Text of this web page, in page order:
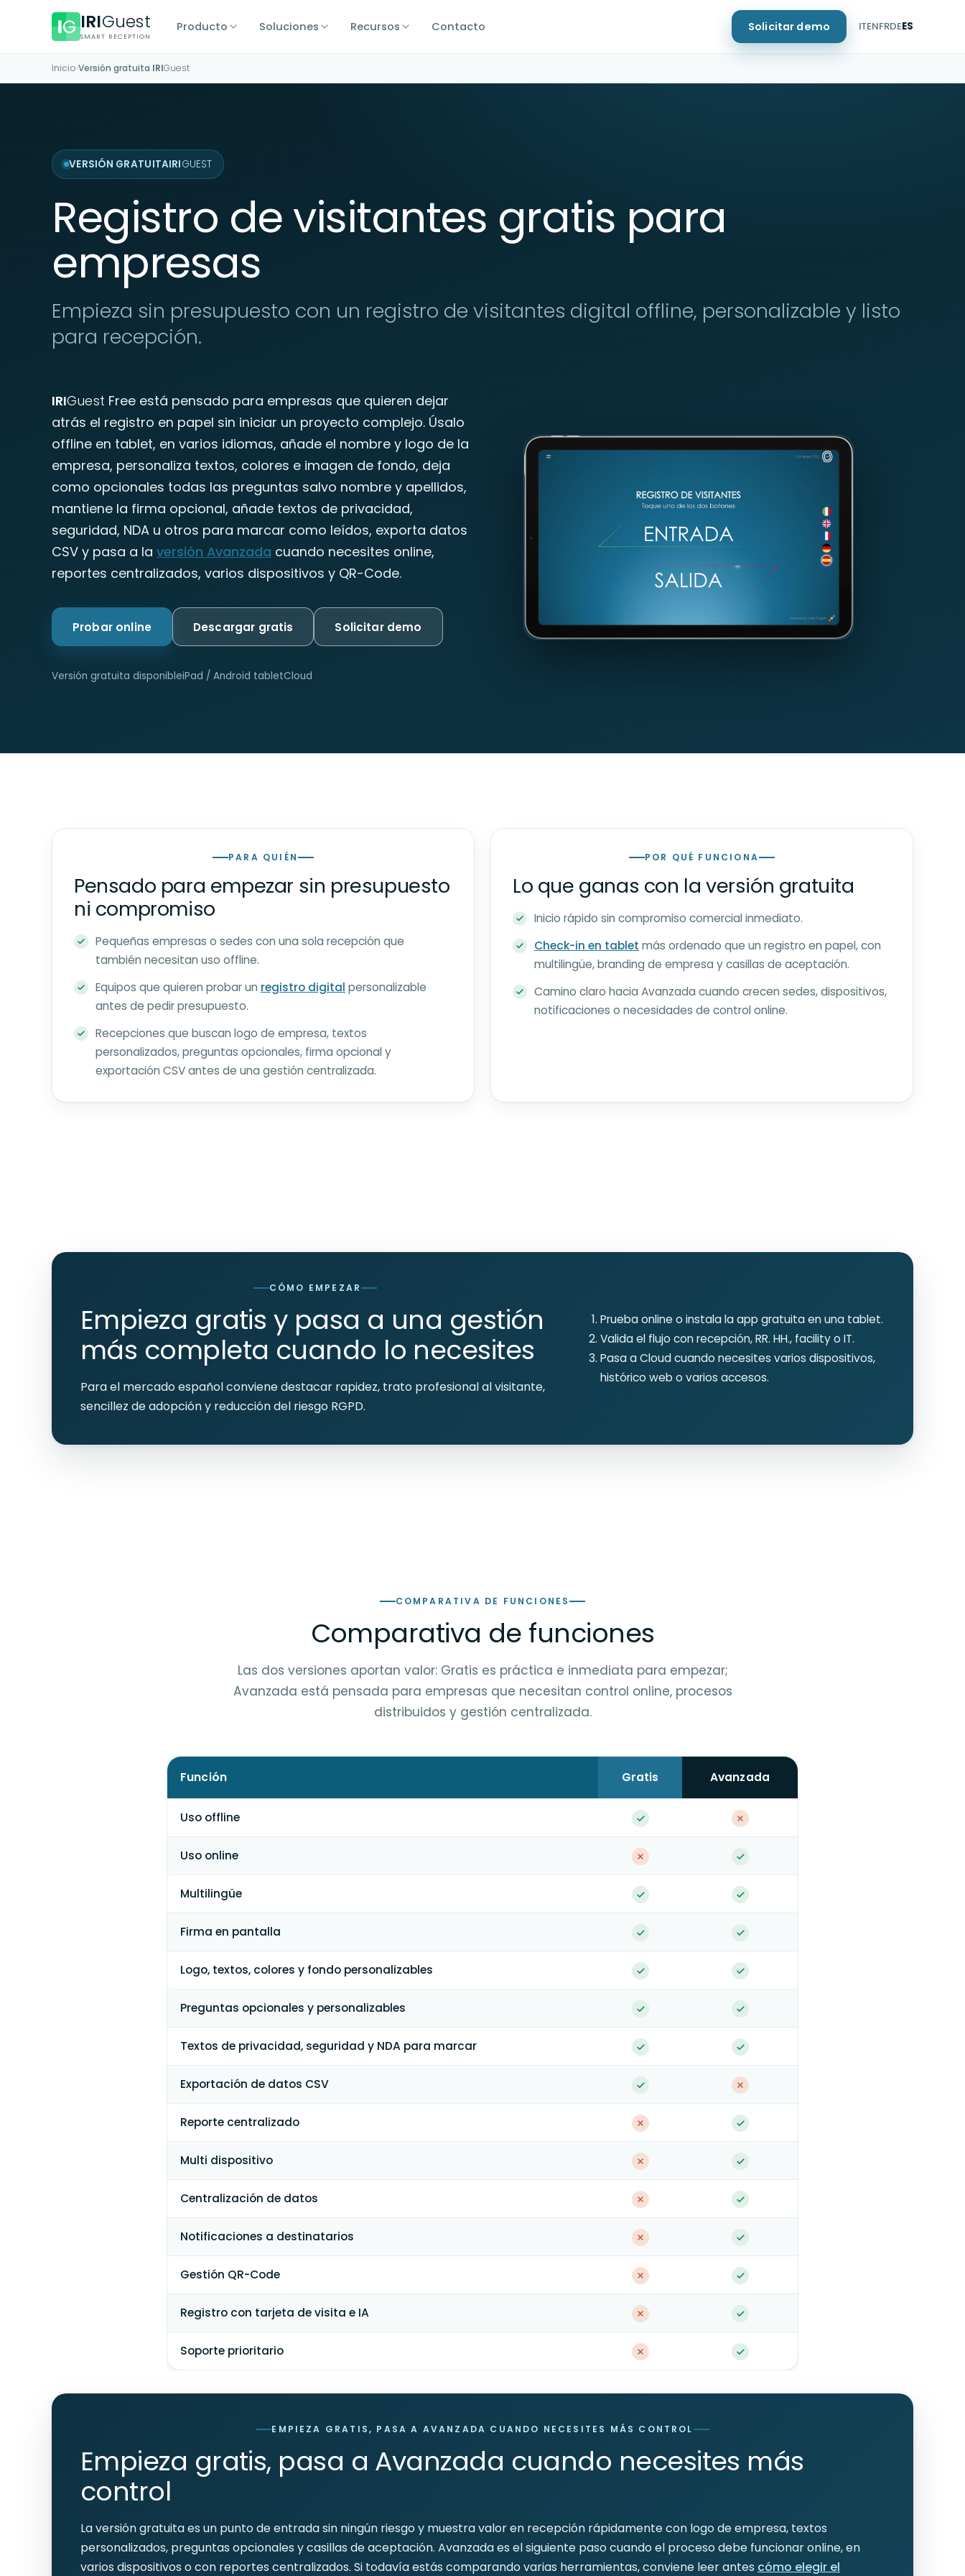
IRIGuest
SMART RECEPTION
Producto Soluciones Recursos Contacto Solicitar demo ITENFRDEES
Inicio›Versión gratuita IRIGuest
VERSIÓN GRATUITAIRIGUEST
Registro de visitantes gratis para
empresas
Empieza sin presupuesto con un registro de visitantes digital offline, personalizable y listo
para recepción.
IRIGuest Free está pensado para empresas que quieren dejar
atrás el registro en papel sin iniciar un proyecto complejo. Úsalo
offline en tablet, en varios idiomas, añade el nombre y logo de la
empresa, personaliza textos, colores e imagen de fondo, deja
como opcionales todas las preguntas salvo nombre y apellidos,
mantiene la firma opcional, añade textos de privacidad,
seguridad, NDA u otros para marcar como leídos, exporta datos
CSV y pasa a la versión Avanzada cuando necesites online,
reportes centralizados, varios dispositivos y QR-Code.
Probar online Descargar gratis Solicitar demo
Versión gratuita disponibleiPad / Android tabletCloud
PARA QUIÉN
Pensado para empezar sin presupuesto
ni compromiso
Pequeñas empresas o sedes con una sola recepción que
también necesitan uso offline.
Equipos que quieren probar un registro digital personalizable
antes de pedir presupuesto.
Recepciones que buscan logo de empresa, textos
personalizados, preguntas opcionales, firma opcional y
exportación CSV antes de una gestión centralizada.
POR QUÉ FUNCIONA
Lo que ganas con la versión gratuita
Inicio rápido sin compromiso comercial inmediato.
Check-in en tablet más ordenado que un registro en papel, con
multilingüe, branding de empresa y casillas de aceptación.
Camino claro hacia Avanzada cuando crecen sedes, dispositivos,
notificaciones o necesidades de control online.
CÓMO EMPEZAR
Empieza gratis y pasa a una gestión
más completa cuando lo necesites
Para el mercado español conviene destacar rapidez, trato profesional al visitante,
sencillez de adopción y reducción del riesgo RGPD.
Prueba online o instala la app gratuita en una tablet.
Valida el flujo con recepción, RR. HH., facility o IT.
Pasa a Cloud cuando necesites varios dispositivos,
histórico web o varios accesos.
COMPARATIVA DE FUNCIONES
Comparativa de funciones
Las dos versiones aportan valor: Gratis es práctica e inmediata para empezar;
Avanzada está pensada para empresas que necesitan control online, procesos
distribuidos y gestión centralizada.
Función Gratis Avanzada
Uso offline
Uso online
Multilingüe
Firma en pantalla
Logo, textos, colores y fondo personalizables
Preguntas opcionales y personalizables
Textos de privacidad, seguridad y NDA para marcar
Exportación de datos CSV
Reporte centralizado
Multi dispositivo
Centralización de datos
Notificaciones a destinatarios
Gestión QR-Code
Registro con tarjeta de visita e IA
Soporte prioritario
EMPIEZA GRATIS, PASA A AVANZADA CUANDO NECESITES MÁS CONTROL
Empieza gratis, pasa a Avanzada cuando necesites más
control
La versión gratuita es un punto de entrada sin ningún riesgo y muestra valor en recepción rápidamente con logo de empresa, textos
personalizados, preguntas opcionales y casillas de aceptación. Avanzada es el siguiente paso cuando el proceso debe funcionar online, en
varios dispositivos o con reportes centralizados. Si todavía estás comparando varias herramientas, conviene leer antes cómo elegir el